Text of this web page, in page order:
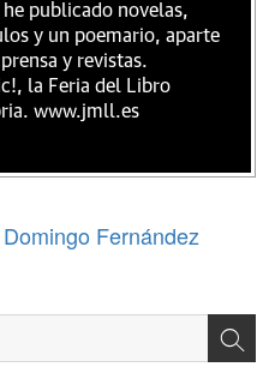
publicado novelas,
y un poemario, aparte
y revistas.
la Feria del Libro
www.jmll.es
Fernández